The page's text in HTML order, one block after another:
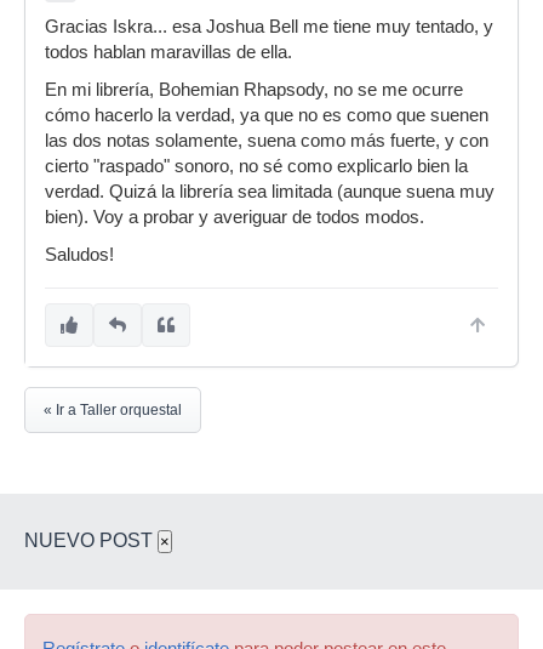
Gracias Iskra... esa Joshua Bell me tiene muy tentado, y
todos hablan maravillas de ella.
En mi librería, Bohemian Rhapsody, no se me ocurre
cómo hacerlo la verdad, ya que no es como que suenen
las dos notas solamente, suena como más fuerte, y con
cierto "raspado" sonoro, no sé como explicarlo bien la
verdad. Quizá la librería sea limitada (aunque suena muy
bien). Voy a probar y averiguar de todos modos.
Saludos!
« Ir a Taller orquestal
NUEVO POST ×